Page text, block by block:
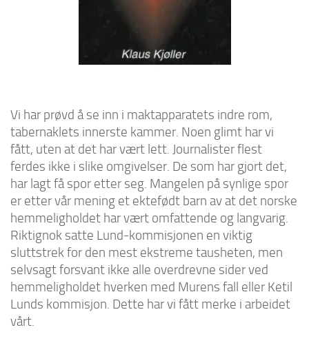
Vi har prøvd å se inn i maktapparatets indre rom,
tabernaklets innerste kammer. Noen glimt har vi
fått, uten at det har vært lett. Journalister flest
ferdes ikke i slike omgivelser. De som har gjort det,
har lagt få spor etter seg. Mangelen på synlige spor
er etter vår mening et ektefødt barn av at det norske
hemmeligholdet har vært omfattende og langvarig.
Riktignok satte Lund-kommisjonen en viktig
sluttstrek for den mest ekstreme tausheten, men
selvsagt forsvant ikke alle overdrevne sider ved
hemmeligholdet hverken med Murens fall eller Ketil
Lunds kommisjon. Dette har vi fått merke i arbeidet
vårt.